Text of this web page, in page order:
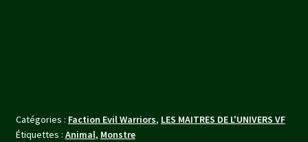
Catégories : Faction Evil Warriors, LES MAITRES DE L'UNIVERS VF
Étiquettes : Animal, Monstre